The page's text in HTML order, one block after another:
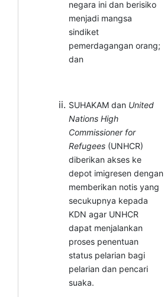
negara ini dan berisiko
menjadi mangsa
sindiket
pemerdagangan orang;
dan
SUHAKAM dan United
Nations High
Commissioner for
Refugees (UNHCR)
diberikan akses ke
depot imigresen dengan
memberikan notis yang
secukupnya kepada
KDN agar UNHCR
dapat menjalankan
proses penentuan
status pelarian bagi
pelarian dan pencari
suaka.